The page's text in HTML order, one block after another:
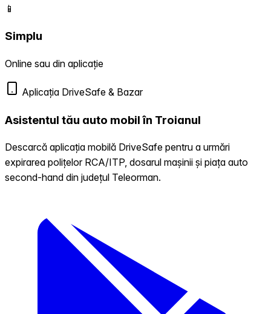
📱
Simplu
Online sau din aplicație
Aplicația DriveSafe & Bazar
Asistentul tău auto mobil în Troianul
Descarcă aplicația mobilă DriveSafe pentru a urmări
expirarea polițelor RCA/ITP, dosarul mașinii și piața auto
second-hand din județul Teleorman.